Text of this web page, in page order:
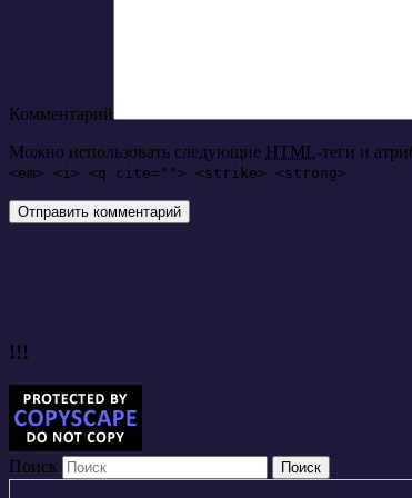
Комментарий
Можно использовать следующие HTML-теги и
<em> <i> <q cite=""> <strike> <strong>
!!!
Поиск